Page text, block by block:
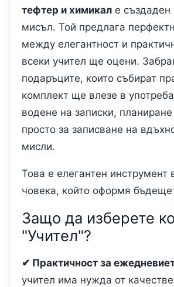
тефтер и химикал е създаден
мисъл. Той предлага
между елегантност и
всеки учител ще оцени.
подаръците, които събират
комплект ще влезе в
водене на записки,
просто за записване на
мисли.
Това е елегантен инструмент
човека, който оформя
Защо да изберете
"Учител"?
✔ Практичност за
учител има нужда от